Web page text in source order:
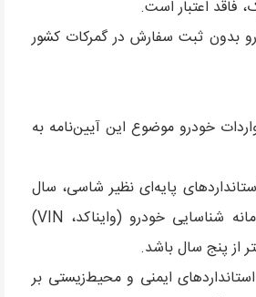
فاقد اعتبار است.
خودرو بدون ثبت سفارش در گمرکات کشور
واردات خودرو موضوع این آیین‌نامه به
پایه‌ای نظیر شاسی، سال
ساخت خودرو در سامانه شناسایی خودرو (وایناکد، VIN)
از پنج سال باشد.
استانداردهای ایمنی و محیط‌زیستی بر